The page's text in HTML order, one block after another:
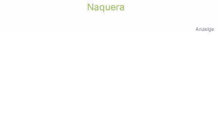
Naquera
Anzeige